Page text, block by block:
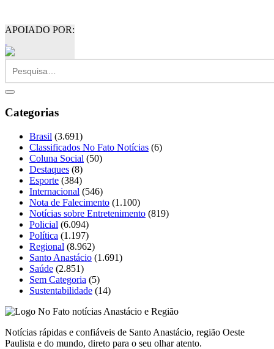
APOIADO POR:
Categorias
Brasil (3.691)
Classificados No Fato Notícias (6)
Coluna Social (50)
Destaques (8)
Esporte (384)
Internacional (546)
Nota de Falecimento (1.100)
Notícias sobre Entretenimento (819)
Policial (6.094)
Política (1.197)
Regional (8.962)
Santo Anastácio (1.691)
Saúde (2.851)
Sem Categoria (5)
Sustentabilidade (14)
Notícias rápidas e confiáveis de Santo Anastácio, região Oeste
Paulista e do mundo, direto para o seu olhar atento.